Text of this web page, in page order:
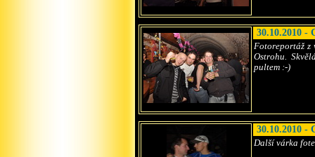
30.10.2010 -
Fotoreportáž z
Ostrohu.
pultem :-)
30.10.2010 -
Další várka